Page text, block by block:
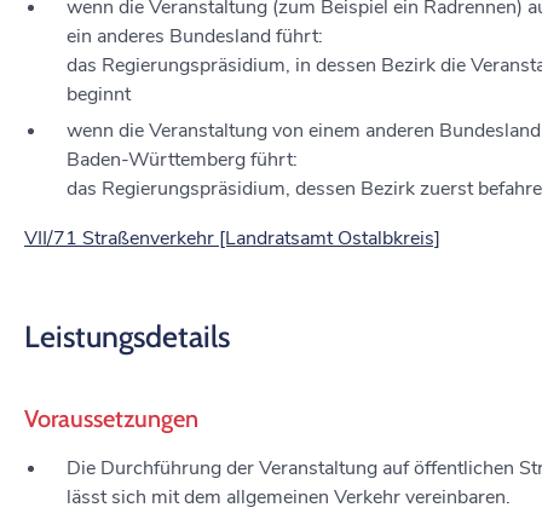
wenn die Veranstaltung (zum Beispiel ein Radrennen)
ein anderes Bundesland führt:
das Regierungspräsidium, in dessen Bezirk die
beginnt
wenn die Veranstaltung von einem anderen
Baden-Württemberg führt:
das Regierungspräsidium, dessen Bezirk zuerst
VII/71 Straßenverkehr [Landratsamt Ostalbkreis]
Leistungsdetails
Voraussetzungen
Die Durchführung der Veranstaltung auf öffentlichen
lässt sich mit dem allgemeinen Verkehr vereinbaren.